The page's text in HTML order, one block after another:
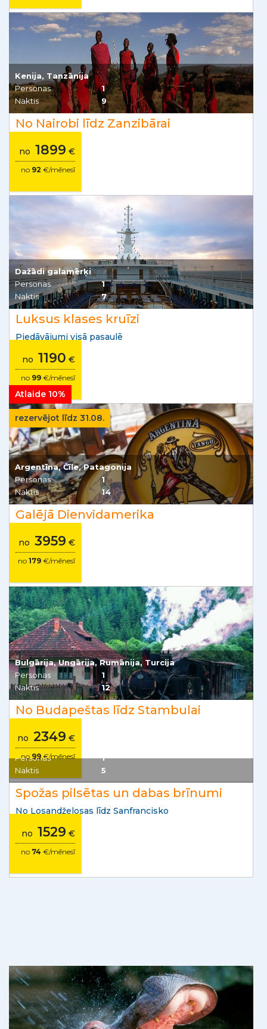
Kenija, Tanzānija
Personas
1
Naktis
9
No Nairobi līdz Zanzibārai
no 1899 €
no 92 €/mēnesī
Dažādi galamērķi
Personas
1
Naktis
7
Luksus klases kruīzi
Piedāvājumi visā pasaulē
no 1190 €
no 99 €/mēnesī
Atlaide 10%
rezervējot līdz 31.08.
Argentīna, Čīle, Patagonija
Personas
1
Naktis
14
Galējā Dienvidamerika
no 3959 €
no 179 €/mēnesī
Bulgārija, Ungārija, Rumānija, Turcija
Personas
1
Naktis
12
No Budapeštas līdz Stambulai
no 2349 €
no99€/mēnesī
Amerikas Savienotās Valstis
no74€/mēnesī